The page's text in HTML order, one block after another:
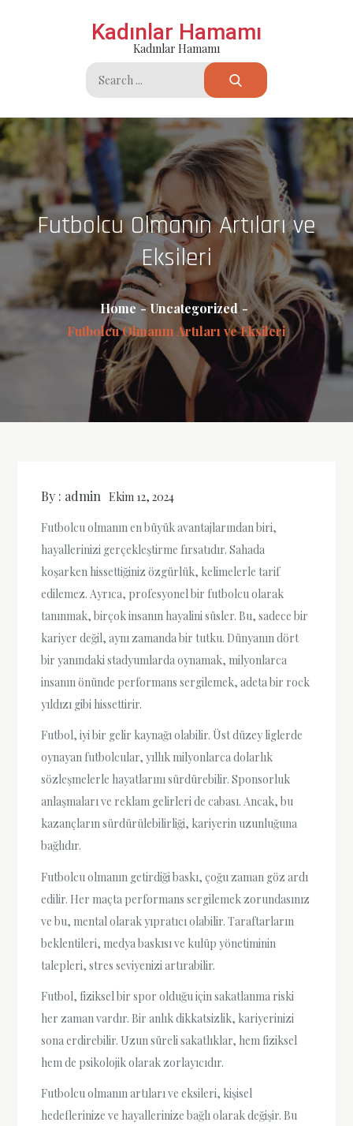
Kadınlar Hamamı
Kadınlar Hamamı
Search
for:
Futbolcu Olmanın Artıları ve
Eksileri
Home
Uncategorized
Futbolcu Olmanın Artıları ve Eksileri
By : admin Ekim 12, 2024
Futbolcu olmanın en büyük avantajlarından biri,
hayallerinizi gerçekleştirme fırsatıdır. Sahada
koşarken hissettiğiniz özgürlük, kelimelerle tarif
edilemez. Ayrıca, profesyonel bir futbolcu olarak
tanınmak, birçok insanın hayalini süsler. Bu, sadece bir
kariyer değil, aynı zamanda bir tutku. Dünyanın dört
bir yanındaki stadyumlarda oynamak, milyonlarca
insanın önünde performans sergilemek, adeta bir rock
yıldızı gibi hissettirir.
Futbol, iyi bir gelir kaynağı olabilir. Üst düzey liglerde
oynayan futbolcular, yıllık milyonlarca dolarlık
sözleşmelerle hayatlarını sürdürebilir. Sponsorluk
anlaşmaları ve reklam gelirleri de cabası. Ancak, bu
kazançların sürdürülebilirliği, kariyerin uzunluğuna
bağlıdır.
Futbolcu olmanın getirdiği baskı, çoğu zaman göz ardı
edilir. Her maçta performans sergilemek zorundasınız
ve bu, mental olarak yıpratıcı olabilir. Taraftarların
beklentileri, medya baskısı ve kulüp yönetiminin
talepleri, stres seviyenizi artırabilir.
Futbol, fiziksel bir spor olduğu için sakatlanma riski
her zaman vardır. Bir anlık dikkatsizlik, kariyerinizi
sona erdirebilir. Uzun süreli sakatlıklar, hem fiziksel
hem de psikolojik olarak zorlayıcıdır.
Futbolcu olmanın artıları ve eksileri, kişisel
hedeflerinize ve hayallerinize bağlı olarak değişir. Bu